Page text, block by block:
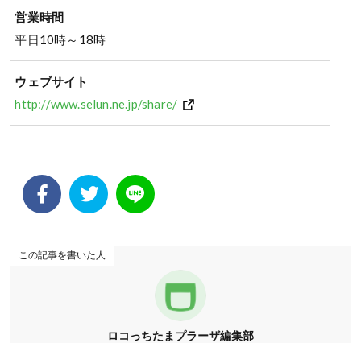
営業時間
平日10時～18時
ウェブサイト
http://www.selun.ne.jp/share/
この記事を書いた人
ロコっちたまプラーザ編集部